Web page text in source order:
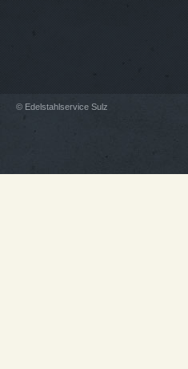
© Edelstahlservice Sulz